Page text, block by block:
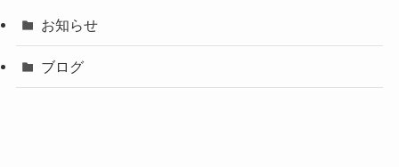
お知らせ
ブログ